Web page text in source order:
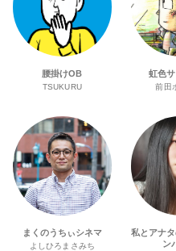
腰掛けOB
TSUKURU
虹色
前田
まくのうちぃシネマ
よしひろまさみち
私とアナ
ン